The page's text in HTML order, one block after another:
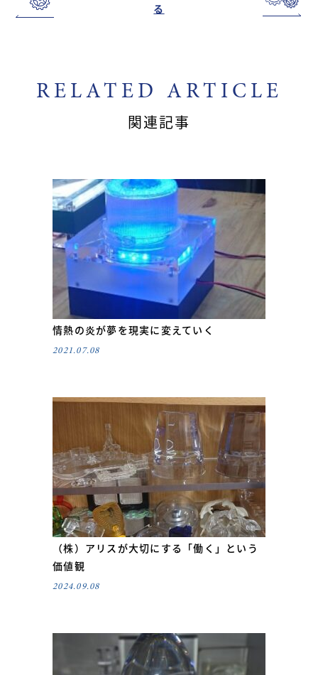
る
RELATED ARTICLE
関連記事
情熱の炎が夢を現実に変えていく
2021.07.08
（株）アリスが大切にする「働く」という
価値観
2024.09.08